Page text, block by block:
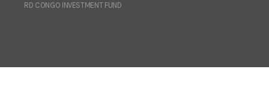
RD CONGO INVESTMENT FUND